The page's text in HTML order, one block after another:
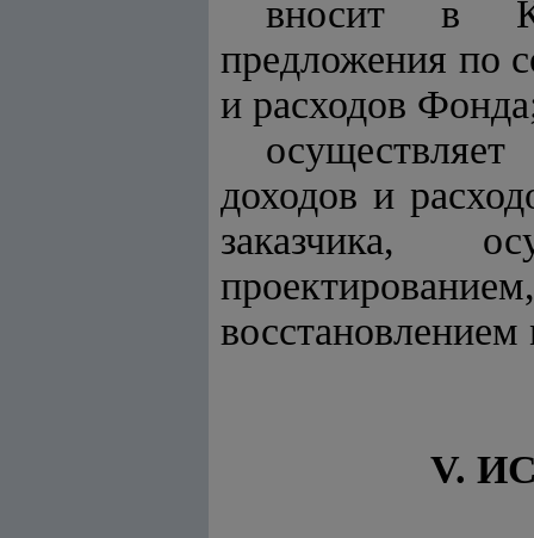
вносит в
предложения по
и расходов
доходов и
заказчика,
V.